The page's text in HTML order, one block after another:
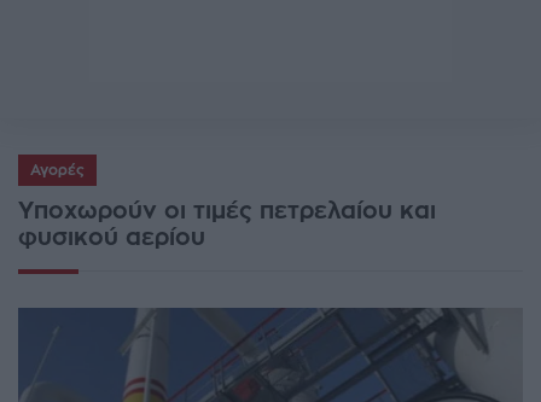
Αγορές
Υποχωρούν οι τιμές πετρελαίου και
φυσικού αερίου